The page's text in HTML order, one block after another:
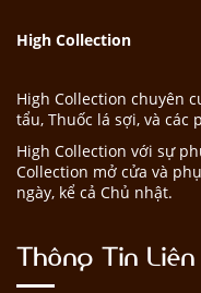
High Collection
High Collection chuyên
tẩu, Thuốc lá sợi, và các
High Collection với sự
Collection mở cửa và
ngày, kể cả Chủ nhật.
Thông Tin Liên